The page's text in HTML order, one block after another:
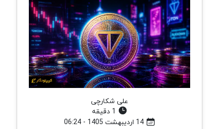
علی شکارچی
14 اردیبهشت 1405 - 06:24